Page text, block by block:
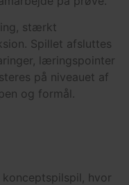
stærkt
Spillet afsluttes
læringspointer
på niveauet af
og formål.
hvor